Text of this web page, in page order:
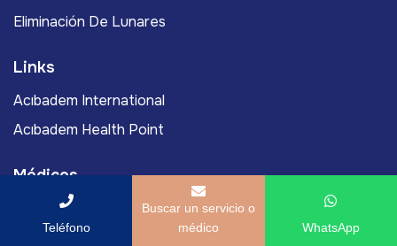
Eliminación De Lunares
Links
Acıbadem International
Acıbadem Health Point
Médicos
Prof. Asociado Murat Yassa, MD
Prof. Murat Gönenç, MD
Teléfono
Buscar un servicio o
médico
WhatsApp